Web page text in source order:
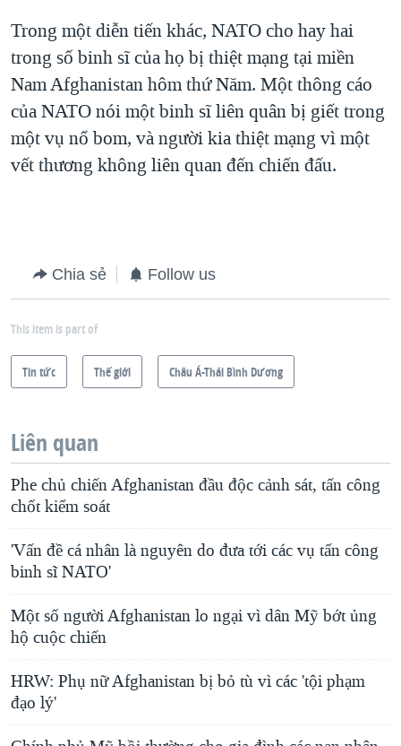
Trong một diễn tiến khác, NATO cho hay hai
trong số binh sĩ của họ bị thiệt mạng tại miền
Nam Afghanistan hôm thứ Năm. Một thông cáo
của NATO nói một binh sĩ liên quân bị giết trong
một vụ nổ bom, và người kia thiệt mạng vì một
vết thương không liên quan đến chiến đấu.
Chia sẻ Follow us
This item is part of
Tin tức Thế giới Châu Á-Thái Bình Dương
Liên quan
Phe chủ chiến Afghanistan đầu độc cảnh sát, tấn công
chốt kiểm soát
'Vấn đề cá nhân là nguyên do đưa tới các vụ tấn công
binh sĩ NATO'
Một số người Afghanistan lo ngại vì dân Mỹ bớt ủng
hộ cuộc chiến
HRW: Phụ nữ Afghanistan bị bỏ tù vì các 'tội phạm
đạo lý'